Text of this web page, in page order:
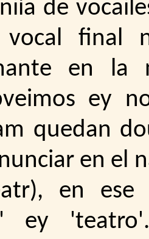
de
final
en la
ey
quedan
en el
en ese
ey